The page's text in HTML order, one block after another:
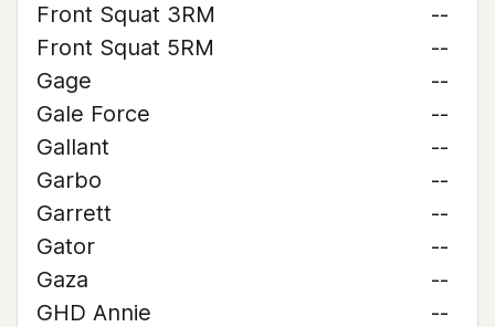
Front Squat 3RM
--
Front Squat 5RM
--
Gage
--
Gale Force
--
Gallant
--
Garbo
--
Garrett
--
Gator
--
Gaza
--
GHD Annie
--